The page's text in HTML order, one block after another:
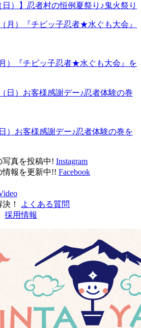
日）】忍者村の恒例夏祭り♪鬼火祭り
）『チビッ子忍者★水ぐも大会』を
）お客様感謝デー♪忍者体験の巻を
真を投稿中! Instagram
情報を更新中!! Facebook
！
よくある質問
採用情報